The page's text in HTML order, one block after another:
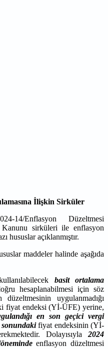
İlişkin Sirküler
14/Enflasyon Düzeltmesi
Kanunu sirküleri ile enflasyon
hususlar açıklanmıştır.
maddeler halinde aşağıda
basit ortalama
hesaplanabilmesi için söz
uygulanmadığı
fiyat endeksi (Yİ-ÜFE) yerine,
en son geçici vergi
sonundakifiyat endeksinin (Yİ-
Dolayısıyla 2024
enflasyon düzeltmesi